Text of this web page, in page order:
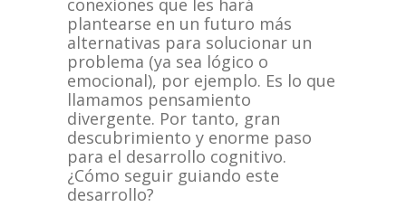
conexiones que les hará
plantearse en un futuro más
alternativas para solucionar un
problema (ya sea lógico o
emocional), por ejemplo. Es lo que
llamamos pensamiento
divergente. Por tanto, gran
descubrimiento y enorme paso
para el desarrollo cognitivo.
¿Cómo seguir guiando este
desarrollo?